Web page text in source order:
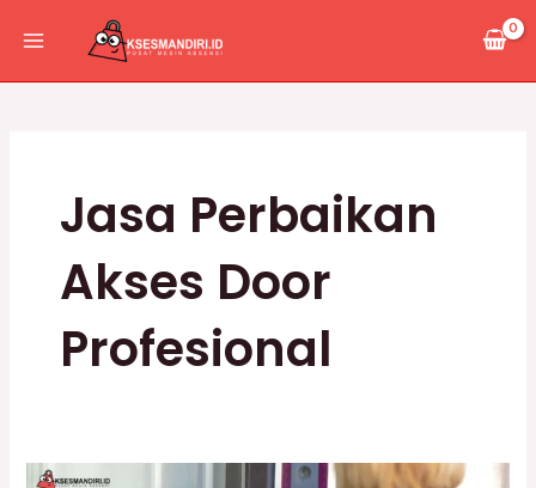
Jasa Perbaikan
Akses Door
Profesional
Perbaikan